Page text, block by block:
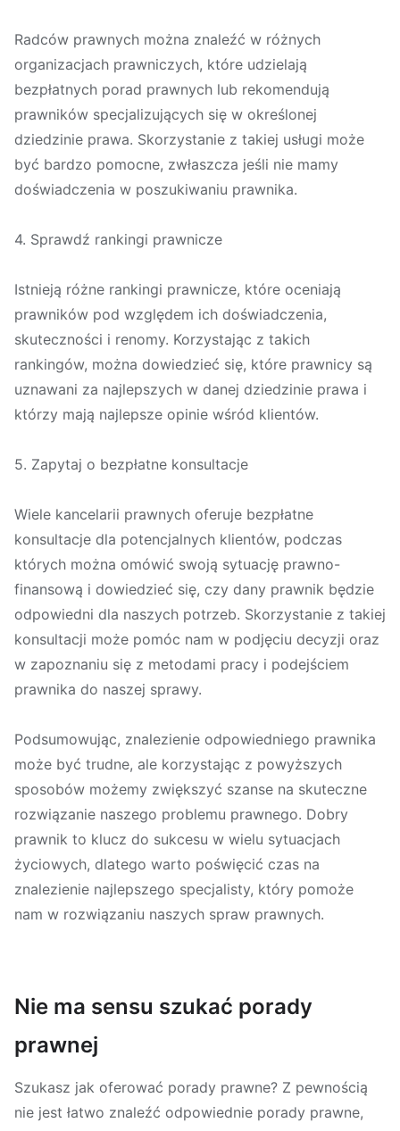
Radców prawnych można znaleźć w różnych
organizacjach prawniczych, które udzielają
bezpłatnych porad prawnych lub rekomendują
prawników specjalizujących się w określonej
dziedzinie prawa. Skorzystanie z takiej usługi może
być bardzo pomocne, zwłaszcza jeśli nie mamy
doświadczenia w poszukiwaniu prawnika.
4. Sprawdź rankingi prawnicze
Istnieją różne rankingi prawnicze, które oceniają
prawników pod względem ich doświadczenia,
skuteczności i renomy. Korzystając z takich
rankingów, można dowiedzieć się, które prawnicy są
uznawani za najlepszych w danej dziedzinie prawa i
którzy mają najlepsze opinie wśród klientów.
5. Zapytaj o bezpłatne konsultacje
Wiele kancelarii prawnych oferuje bezpłatne
konsultacje dla potencjalnych klientów, podczas
których można omówić swoją sytuację prawno-
finansową i dowiedzieć się, czy dany prawnik będzie
odpowiedni dla naszych potrzeb. Skorzystanie z takiej
konsultacji może pomóc nam w podjęciu decyzji oraz
w zapoznaniu się z metodami pracy i podejściem
prawnika do naszej sprawy.
Podsumowując, znalezienie odpowiedniego prawnika
może być trudne, ale korzystając z powyższych
sposobów możemy zwiększyć szanse na skuteczne
rozwiązanie naszego problemu prawnego. Dobry
prawnik to klucz do sukcesu w wielu sytuacjach
życiowych, dlatego warto poświęcić czas na
znalezienie najlepszego specjalisty, który pomoże
nam w rozwiązaniu naszych spraw prawnych.
Nie ma sensu szukać porady
prawnej
Szukasz jak oferować porady prawne? Z pewnością
nie jest łatwo znaleźć odpowiednie porady prawne,